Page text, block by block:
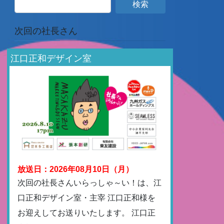
次回の社長さん
江口正和デザイン室
放送日：2026年08月10日（月）
次回の社長さんいらっしゃ～い！は、江
口正和デザイン室・主宰 江口正和様を
お迎えしてお送りいたします。 江口正